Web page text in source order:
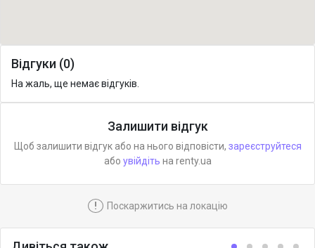
Відгуки (0)
На жаль, ще немає відгуків.
Залишити відгук
Щоб залишити відгук або на нього відповісти, зареєструйтеся
або увійдіть на renty.ua
! Поскаржитись на локацію